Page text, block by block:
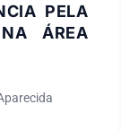
PELA
ÁREA